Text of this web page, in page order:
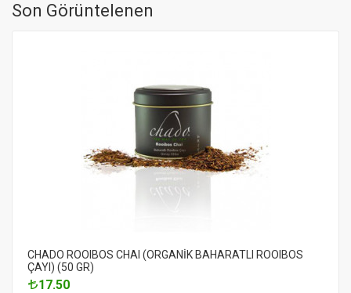
Son Görüntelenen
CHADO ROOIBOS CHAI (ORGANİK BAHARATLI ROOIBOS
ÇAYI) (50 GR)
17.50